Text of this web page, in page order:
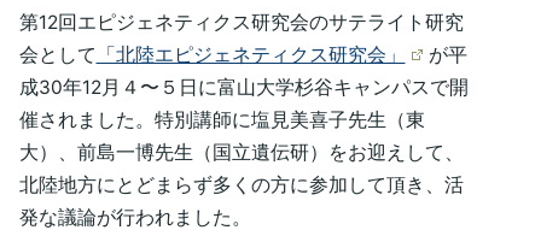
第12回エピジェネティクス研究会のサテライト研究
会として 「北陸エピジェネティクス研究会」
が平
成30年12月４〜５日に富山大学杉谷キャンパスで開
催されました。特別講師に塩見美喜子先生（東
大）、前島一博先生（国立遺伝研）をお迎えして、
北陸地方にとどまらず多くの方に参加して頂き、活
発な議論が行われました。